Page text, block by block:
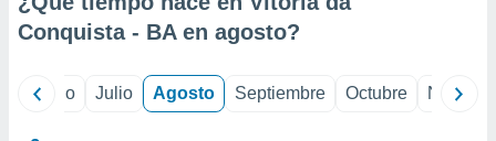
e
Conquista - BA en agosto?
Junio Julio Agosto Septiembre Octubre